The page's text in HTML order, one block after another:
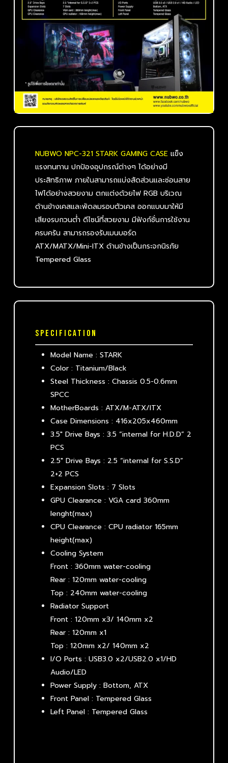
NUBWO NPC-321 STARK GAMING CASE แข็ง
แรงทนทาน ปกป้องอุปกรณ์ต่างๆ ได้อย่างมี
ประสิทธิภาพ ภายในสามารถแบ่งสัดส่วนและซ่อนสาย
ไฟได้อย่างสวยงาม ตกแต่งด้วยไฟ RGB บริเวณ
ด้านข้างเคสและพัดลมรอบตัวเคส ออกแบบมาให้มี
เสียงรบกวนต่ำ ดีไซน์ที่สวยงาม มีฟังก์ชั่นการใช้งาน
ครบครัน สามารถรองรับเมนบอร์ด
ATX/MATX/Mini-ITX ด้านข้างเป็นกระจกนิรภัย
Tempered Glass
SPECIFICATION
Model Name : STARK
Color : Titanium/Black
Steel Thickness : Chassis 0.5-0.6mm
SPCC
MotherBoards : ATX/M-ATX/ITX
Case Dimensions : 416x205x460mm
3.5″ Drive Bays : 3.5 “internal for H.D.D” 2
PCS
2.5″ Drive Bays : 2.5 “internal for S.S.D”
2+2 PCS
Expansion Slots : 7 Slots
GPU Clearance : VGA card 360mm
lenght(max)
CPU Clearance : CPU radiator 165mm
height(max)
Cooling System
Front : 360mm water-cooling
Rear : 120mm water-cooling
Top : 240mm water-cooling
Radiator Support
Front : 120mm x3/ 140mm x2
Rear : 120mm x1
Top : 120mm x2/ 140mm x2
I/O Ports : USB3.0 x2/USB2.0 x1/HD
Audio/LED
Power Supply : Bottom, ATX
Front Panel : Tempered Glass
Left Panel : Tempered Glass